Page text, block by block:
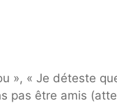
», « Je déteste
pas être amis